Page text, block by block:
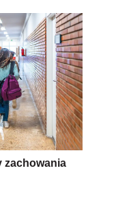
zachowania